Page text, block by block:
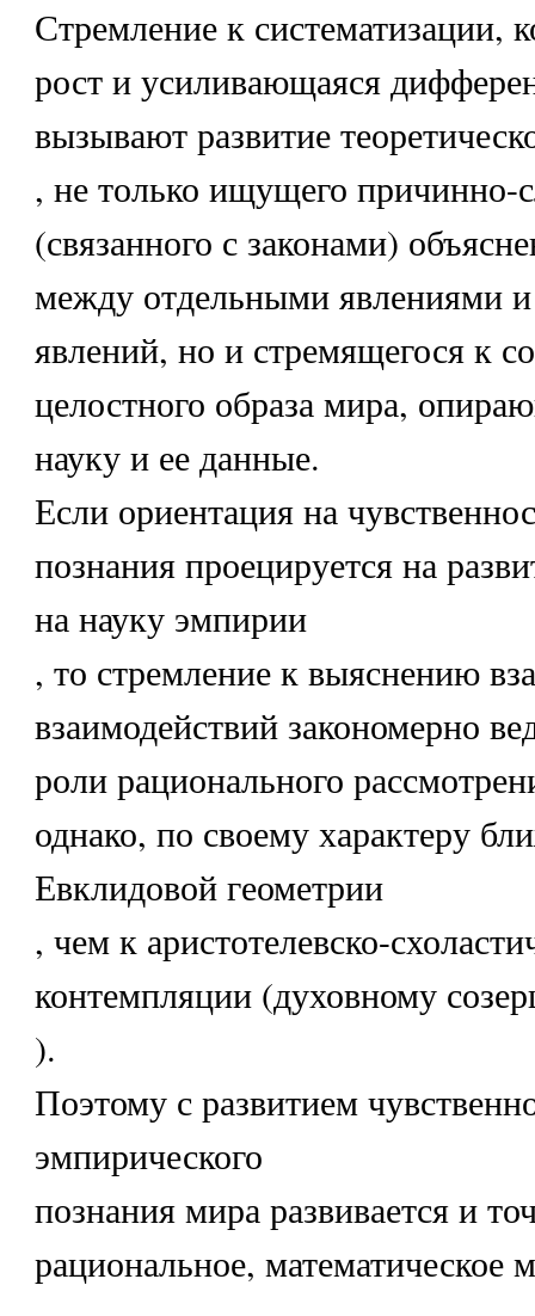
Стремление к систематизации,
рост и усиливающаяся
вызывают развитие
, не только ищущего причинно-
(связанного с законами)
между отдельными явлениями
явлений, но и стремящегося к
целостного образа мира,
науку и ее данные.
Если ориентация на
познания проецируется на
на науку эмпирии
, то стремление к выяснению
взаимодействий закономерно
роли рационального
однако, по своему характеру
Евклидовой геометрии
, чем к аристотелевско-
контемпляции (духовному
).
Поэтому с развитием
эмпирического
познания мира развивается и
рациональное, математическое